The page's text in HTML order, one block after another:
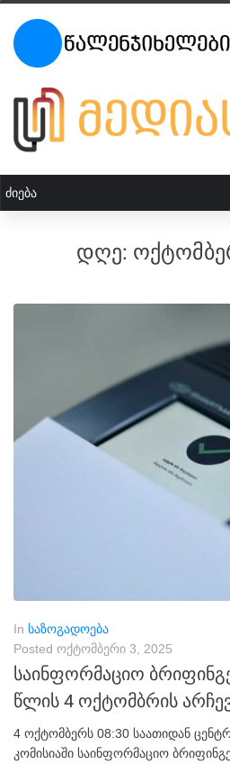
დღე:
In საზოგადოება
Posted ოქტომბერი 3, 2025
საინფორმაციო
წლის 4 ოქტომბრის
4 ოქტომბერს 08:30 საათიდან
კომისიაში საინფორმაციო